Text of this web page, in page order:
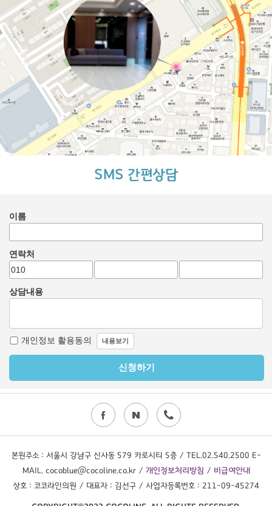
SMS 간편상담
본원주소 : 서울시 강남구 신사동 579 카로시티 5층 / TEL.02.540.2500 E-
MAIL. cocoblue@cocoline.co.kr / 개인정보처리방침 / 비급여안내
상호 : 코코라인의원 / 대표자 : 김선구 / 사업자등록번호 : 211-09-45274